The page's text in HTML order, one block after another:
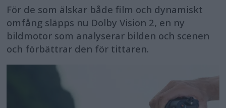
För de som älskar både film och dynamiskt
omfång släpps nu Dolby Vision 2, en ny
bildmotor som analyserar bilden och scenen
och förbättrar den för tittaren.